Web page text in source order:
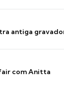
antiga
com Anitta